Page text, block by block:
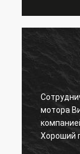
мотора
Хороший